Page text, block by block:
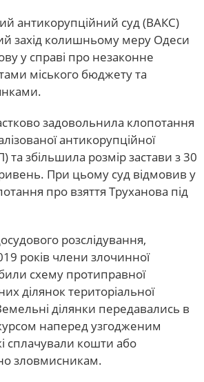
антикорупційний суд (ВАКС)
захід колишньому меру Одеси
у справі про незаконне
міського бюджету та
задовольнила клопотання
антикорупційної
та збільшила розмір застави з 30
При цьому суд відмовив у
про взяття Труханова під
розслідування,
років члени злочинної
схему протиправної
ділянок територіальної
ділянки передавались в
наперед узгодженим
сплачували кошти або
зловмисникам.